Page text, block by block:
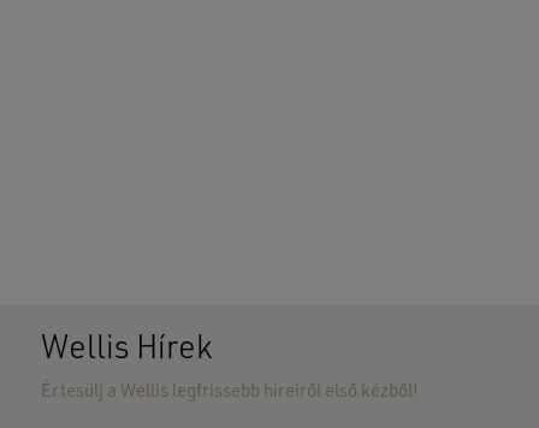
Wellis Hírek
Értesülj a Wellis legfrissebb híreiről első kézből!